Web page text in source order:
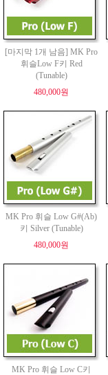
[마지막 1개 남음] MK Pro
휘슬Low F키 Red
(Tunable)
480,000원
MK Pro 휘슬 Low G#(Ab)
키 Silver (Tunable)
480,000원
MK Pro 휘슬 Low C키